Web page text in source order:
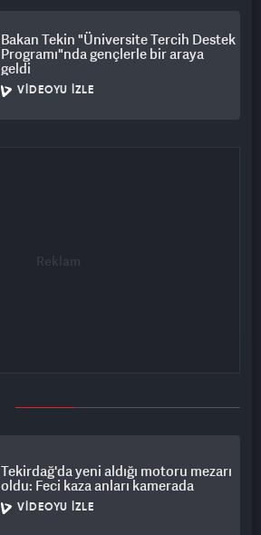
Bakan Tekin "Üniversite Tercih Destek
Programı"nda gençlerle bir araya
geldi
VIDEOYU İZLE
Tekirdağ'da yeni aldığı motoru mezarı
oldu: Feci kaza anları kamerada
VIDEOYU İZLE